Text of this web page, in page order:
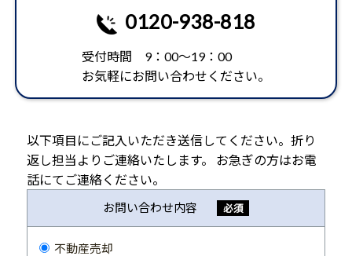
0120-938-818
受付時間 9：00～19：00
お気軽にお問い合わせください。
以下項目にご記入いただき送信してください。折り
返し担当よりご連絡いたします。 お急ぎの方はお電
話にてご連絡ください。
お問い合わせ内容 必須
不動産売却